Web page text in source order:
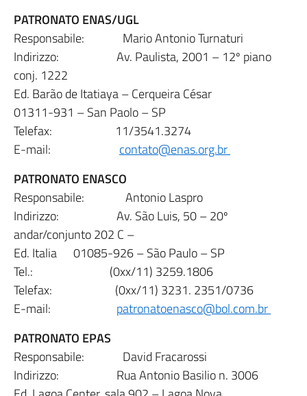
PATRONATO ENAS/UGL
Responsabile: Mario Antonio Turnaturi
Indirizzo: Av. Paulista, 2001 – 12º piano
conj. 1222
Ed. Barão de Itatiaya – Cerqueira César
01311-931 – San Paolo – SP
Telefax: 11/3541.3274
E-mail: contato@enas.org.br
PATRONATO ENASCO
Responsabile: Antonio Laspro
Indirizzo: Av. São Luis, 50 – 20º
andar/conjunto 202 C –
Ed. Italia 01085-926 – São Paulo – SP
Tel.: (0xx/11) 3259.1806
Telefax: (0xx/11) 3231. 2351/0736
E-mail: patronatoenasco@bol.com.br
PATRONATO EPAS
Responsabile: David Fracarossi
Indirizzo: Rua Antonio Basilio n. 3006